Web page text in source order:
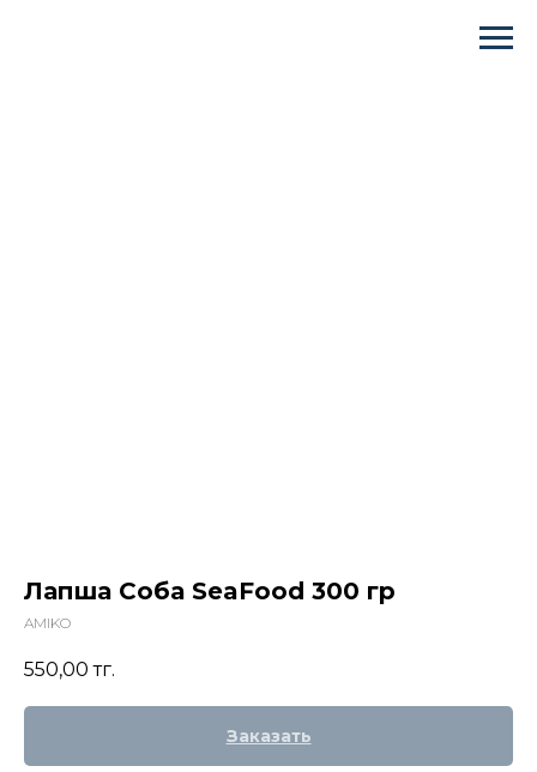
Лапша Соба SeaFood 300 гр
AMIKO
550,00 тг.
Заказать